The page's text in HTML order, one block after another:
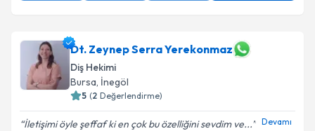
Dt. Zeynep Serra Yerekonmaz
Diş Hekimi
Bursa, İnegöl
5 (2 Değerlendirme)
İletişimi öyle şeffaf ki en çok bu özelliğini sevdim ve... Devamı